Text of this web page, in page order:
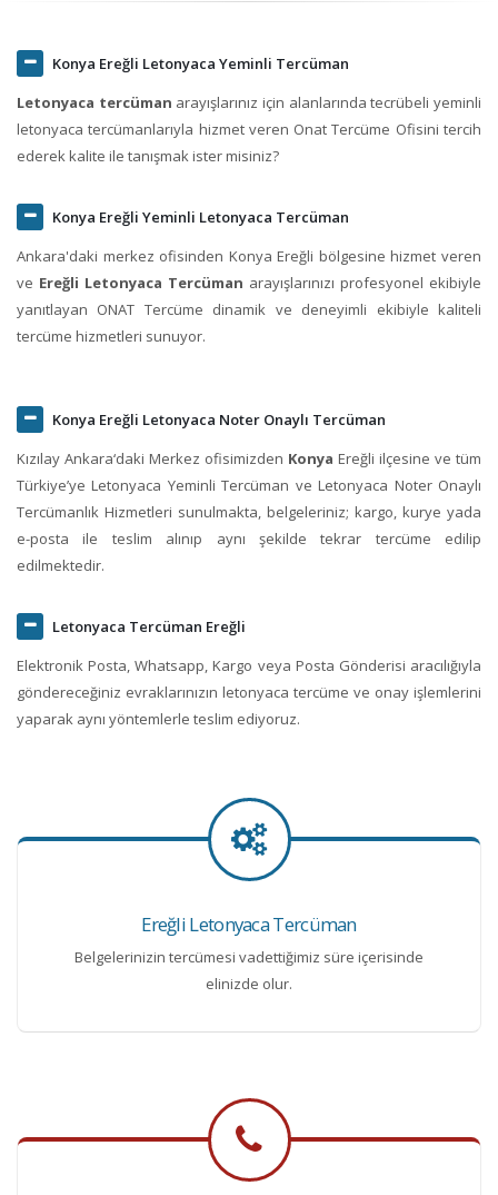
Konya Ereğli Letonyaca Yeminli Tercüman
Letonyaca tercüman arayışlarınız için alanlarında tecrübeli yeminli
letonyaca tercümanlarıyla hizmet veren Onat Tercüme Ofisini tercih
ederek kalite ile tanışmak ister misiniz?
Konya Ereğli Yeminli Letonyaca Tercüman
Ankara'daki merkez ofisinden Konya Ereğli bölgesine hizmet veren
ve Ereğli Letonyaca Tercüman arayışlarınızı profesyonel ekibiyle
yanıtlayan ONAT Tercüme dinamik ve deneyimli ekibiyle kaliteli
tercüme hizmetleri sunuyor.
Konya Ereğli Letonyaca Noter Onaylı Tercüman
Kızılay Ankara‘daki Merkez ofisimizden Konya Ereğli ilçesine ve tüm
Türkiye’ye Letonyaca Yeminli Tercüman ve Letonyaca Noter Onaylı
Tercümanlık Hizmetleri sunulmakta, belgeleriniz; kargo, kurye yada
e-posta ile teslim alınıp aynı şekilde tekrar tercüme edilip
edilmektedir.
Letonyaca Tercüman Ereğli
Elektronik Posta, Whatsapp, Kargo veya Posta Gönderisi aracılığıyla
göndereceğiniz evraklarınızın letonyaca tercüme ve onay işlemlerini
yaparak aynı yöntemlerle teslim ediyoruz.
Ereğli Letonyaca Tercüman
Belgelerinizin tercümesi vadettiğimiz süre içerisinde
elinizde olur.